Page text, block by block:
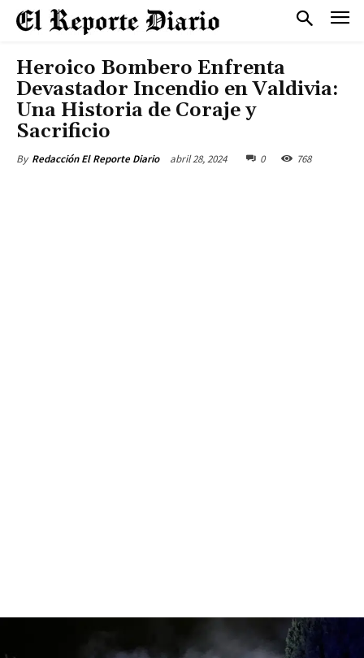
Heroico Bombero Enfrenta
Devastador Incendio en Valdivia:
Una Historia de Coraje y
Sacrificio
By Redacción El Reporte Diario abril 28, 2024 0 768